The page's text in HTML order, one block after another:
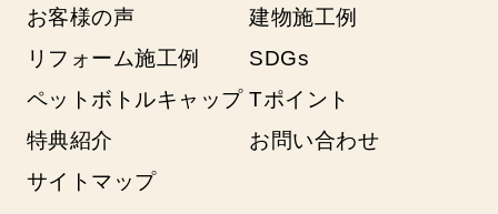
お客様の声
建物施工例
リフォーム施工例
SDGs
ペットボトルキャップ Tポイント
特典紹介
お問い合わせ
サイトマップ